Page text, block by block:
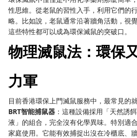
性思維。從老鼠的習性入手，利用它們的
略。比如說，老鼠通常沿著牆角活動，視
這些特性都可以成為環保滅鼠的突破口。
物理滅鼠法：環保
力軍
目前香港環保上門滅鼠服務中，最常見的
BRT智能捕鼠器 ：這種設備採用「天然誘
液」的組合，完全沒有化學異味。特別適
家庭使用。它能有效捕捉出沒在冷櫃底、